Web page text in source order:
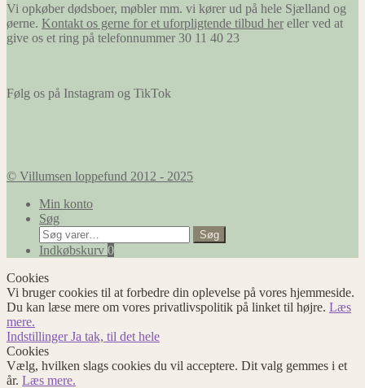
Vi opkøber dødsboer, møbler mm. vi kører ud på hele Sjælland og
øerne. Kontakt os gerne for et uforpligtende tilbud her eller ved at
give os et ring på telefonnummer 30 11 40 23
Følg os på Instagram og TikTok
© Villumsen loppefund 2012 - 2025
Min konto
Søg
Søg
efter:
Søg
Indkøbskurv 0
Cookies
Vi bruger cookies til at forbedre din oplevelse på vores hjemmeside.
Du kan læse mere om vores privatlivspolitik på linket til højre. Læs
mere.
IndstillingerJa tak, til det hele
Cookies
Vælg, hvilken slags cookies du vil acceptere. Dit valg gemmes i et
år. Læs mere.